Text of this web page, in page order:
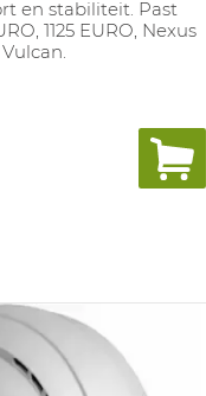
en stabiliteit. Past
1125 EURO, Nexus